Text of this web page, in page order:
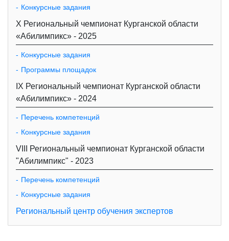
Конкурсные задания
X Региональный чемпионат Курганской области
«Абилимпикс» - 2025
Конкурсные задания
Программы площадок
IX Региональный чемпионат Курганской области
«Абилимпикс» - 2024
Перечень компетенций
Конкурсные задания
VIII Региональный чемпионат Курганской области
"Абилимпикс" - 2023
Перечень компетенций
Конкурсные задания
Региональный центр обучения экспертов